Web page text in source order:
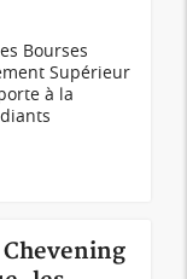
Bourses
Supérieur
à la